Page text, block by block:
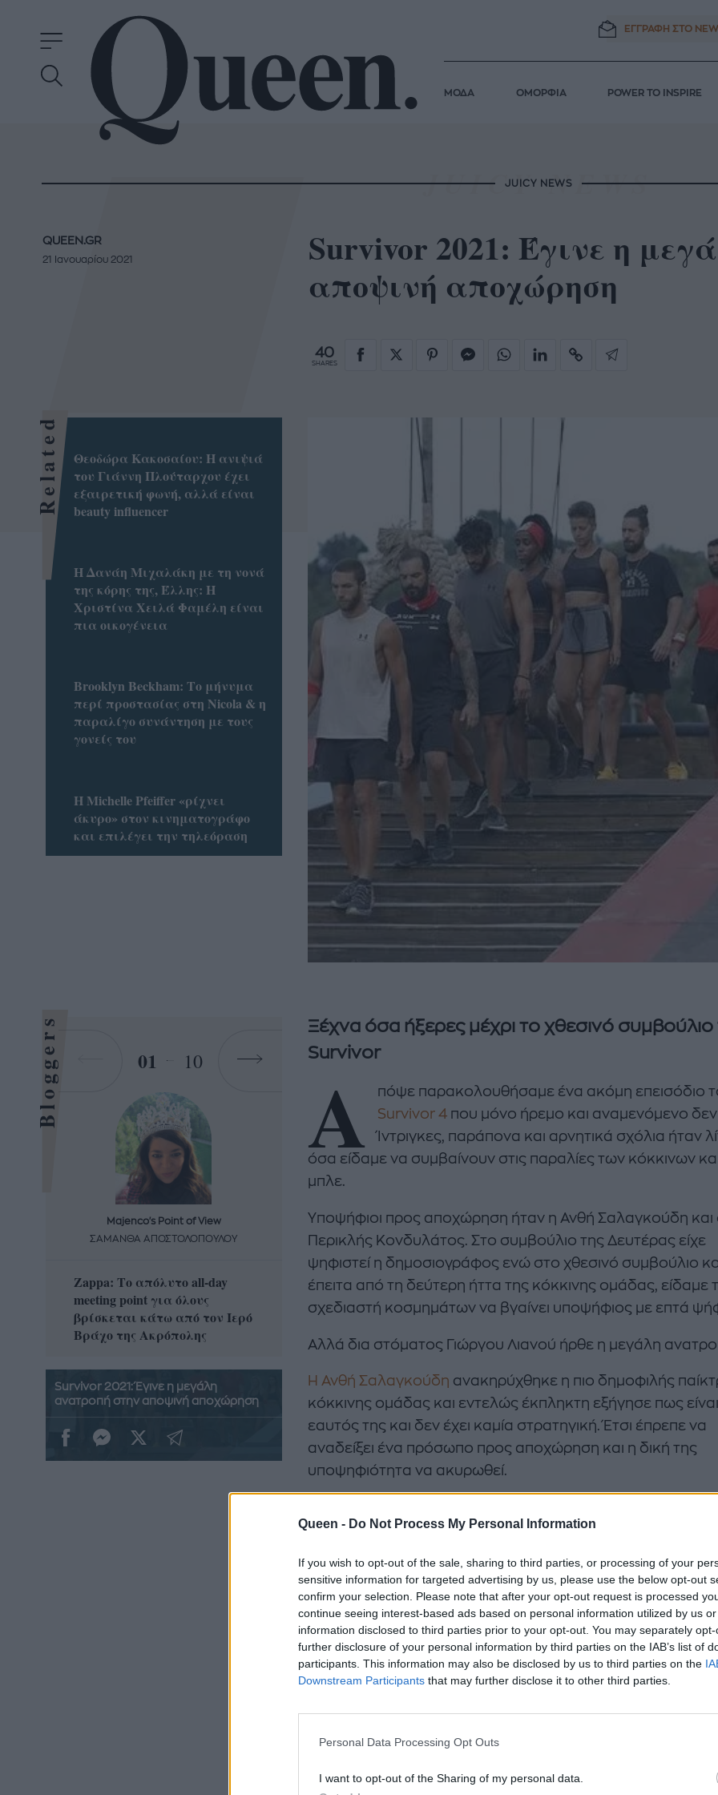
Queen - Do Not Process My Personal Information
If you wish to opt-out of the sale, sharing to third parties, or processing of your
sensitive information for targeted advertising by us, please use the below opt-out
confirm your selection. Please note that after your opt-out request is processed
continue seeing interest-based ads based on personal information utilized by us
information disclosed to third parties prior to your opt-out. You may separately
further disclosure of your personal information by third parties on the IAB’s list of
participants. This information may also be disclosed by us to third parties on the
Downstream Participants that may further disclose it to other third parties.
Personal Data Processing Opt Outs
I want to opt-out of the Sharing of my personal data.
ΕΓΓΡΑΦΗ ΣΤΟ
ΜΟΔΑ ΟΜΟΡΦΙΑ POWER TO INSPIRE
JUICY NEWS
Survivor 2021: Έγινε η
αποψινή αποχώρηση
40
SHARES
QUEEN.GR
21 Ιανουαρίου 2021
Ξέχνα όσα ήξερες μέχρι το χθεσινό συμβούλιο
Survivor
Α
πόψε παρακολουθήσαμε ένα ακόμη επεισόδιο
Survivor 4 που μόνο ήρεμο και αναμενόμενο
Ίντριγκες, παράπονα και αρνητικά σχόλια ήταν
όσα είδαμε να συμβαίνουν στις παραλίες των κόκκινων
μπλε.
Υποψήφιοι προς αποχώρηση ήταν η Ανθή Σαλαγκούδη και
Περικλής Κονδυλάτος. Στο συμβούλιο της Δευτέρας είχε
ψηφιστεί η δημοσιογράφος ενώ στο χθεσινό συμβούλιο
έπειτα από τη δεύτερη ήττα της κόκκινης ομάδας, είδαμε
σχεδιαστή κοσμημάτων να βγαίνει υποψήφιος με επτά
Αλλά δια στόματος Γιώργου Λιανού ήρθε η μεγάλη
Η Ανθή Σαλαγκούδη ανακηρύχθηκε η πιο δημοφιλής
κόκκινης ομάδας και εντελώς έκπληκτη εξήγησε πως
εαυτός της και δεν έχει καμία στρατηγική. Έτσι έπρεπε να
αναδείξει ένα πρόσωπο προς αποχώρηση και η δική της
υποψηφιότητα να ακυρωθεί.
αποχώρηση, έπειτα από απόφαση της Ανθής Σαλαγκούδη.
Ο Γιώργος Κοψιδάς, από την άλλη, ήταν ο δεύτερος πιο
δημοφιλής παίκτης της εβδομάδας ψηφίζοντας προς
την Ασημίνα Ιγγλέζου.
Related
Θεοδώρα Κακοσαίου: Η ανιψιά
του Γιάννη Πλούταρχου έχει
εξαιρετική φωνή, αλλά είναι
beauty influencer
Η Δανάη Μιχαλάκη με τη νονά
της κόρης της, Έλλης: Η
Χριστίνα Χειλά Φαμέλη είναι
πια οικογένεια
Brooklyn Βeckham: Το μήνυμα
περί προστασίας στη Nicola & η
παραλίγο συνάντηση με τους
γονείς του
H Michelle Pfeiffer «ρίχνει
άκυρο» στον κινηματογράφο
και επιλέγει την τηλεόραση
Bloggers 01 10
Majenco's Point of View
ΣΑΜΑΝΘΑ ΑΠΟΣΤΟΛΟΠΟΥΛΟΥ
Zappa: Το απόλυτο all-day
meeting point για όλους
βρίσκεται κάτω από τον Ιερό
Βράχο της Ακρόπολης
Majenco's Point of View
ΣΑΜΑΝΘΑ ΑΠΟΣΤΟΛΟΠΟΥΛΟΥ
Η απόλυτη καλοκαιρινή
δροσερή σαλάτα με
καρπούζι, φέτα και φράουλες
που θα λατρέψετε
A STORY BY KORI
ΔΑΦΝΗ ΚΑΡΑΒΟΚΥΡΗ
Nτίνα Νικολάου: «Όταν
έπαθα την πρώτη κρίση
πανικού νόμιζα πως θα
πεθάνω»
Survivor 2021: Έγινε η μεγάλη
ανατροπή στην αποψινή αποχώρηση